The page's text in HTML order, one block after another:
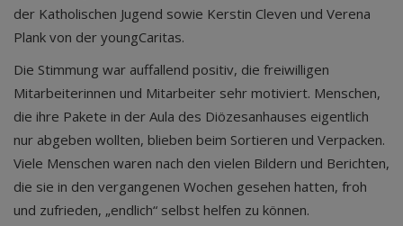
der Katholischen Jugend sowie Kerstin Cleven und Verena
Plank von der youngCaritas.
Die Stimmung war auffallend positiv, die freiwilligen
Mitarbeiterinnen und Mitarbeiter sehr motiviert. Menschen,
die ihre Pakete in der Aula des Diözesanhauses eigentlich
nur abgeben wollten, blieben beim Sortieren und Verpacken.
Viele Menschen waren nach den vielen Bildern und Berichten,
die sie in den vergangenen Wochen gesehen hatten, froh
und zufrieden, „endlich“ selbst helfen zu können.